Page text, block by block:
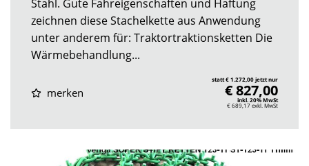
Stahl. Gute Fahreigenschaften und Haftung
zeichnen diese Stachelkette aus Anwendung
unter anderem für: Traktortraktionsketten Die
Wärmebehandlung...
merken
statt € 1.272,00 jetzt nur
€ 827,00
inkl. 20% MwSt
€ 689,17exkl. MwSt